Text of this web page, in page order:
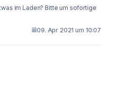
im Laden? Bitte um sofortige
09. Apr 2021 um 10:07